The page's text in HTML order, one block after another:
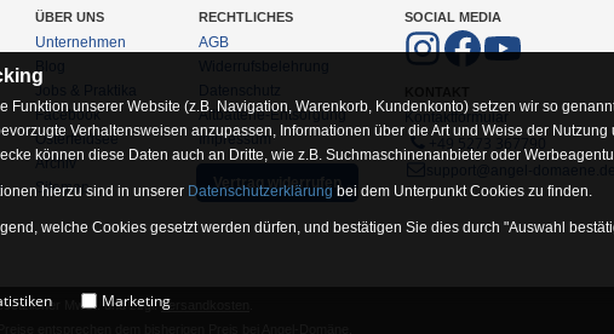
ÜBER UNS
Unternehmen
Jobs & Praktika
Facebook
Osterfeldsee
Archiv
Sitemap
RECHTLICHES
AGB
Altbatterie-Entsorgung
Impressum
Vertrag widerrufen
SOCIAL MEDIA
Kontaktformular
MwSt. und zzgl.Versandkosten
Funktion unserer Website (z.B. Navigation, Warenkorb, Kundenkonto) setzen wir so
Verhaltensweisen anzupassen, Informationen über die Art und Weise der
können diese Daten auch an Dritte, wie z.B. Suchmaschinenanbieter oder
hierzu sind in unserer Datenschutzerklärung bei dem Unterpunkt Cookies zu finden.
welche Cookies gesetzt werden dürfen, und bestätigen Sie dies durch "Auswahl
Cookies, die für die Grundfunktionen unserer Website erforderlich sind (z.B. Navigation,
Marketing